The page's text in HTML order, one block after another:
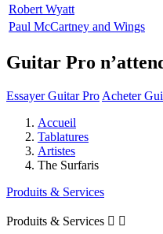
Robert Wyatt
Paul McCartney and Wings
Guitar Pro
Essayer Guitar Pro Acheter
Accueil
Tablatures
Artistes
The Surfaris
Produits & Services
Produits & Services  